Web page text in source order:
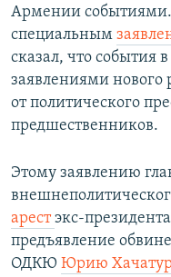
Армении событиями.
специальным
сказал, что события
заявлениями нового
от политического
предшественников.
Этому заявлению
арестэкс-
предъявление
ОДКЮ Юрию